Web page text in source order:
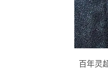
百年灵